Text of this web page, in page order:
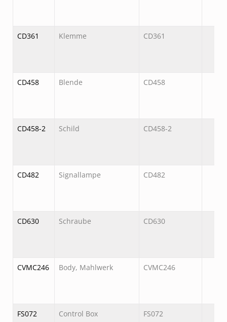
CD361 Klemme CD361
CD458 Blende CD458
CD458-2 Schild CD458-2
CD482 Signallampe CD482
CD630 Schraube CD630
CVMC246 Body, Mahlwerk CVMC246
FS072 Control Box FS072